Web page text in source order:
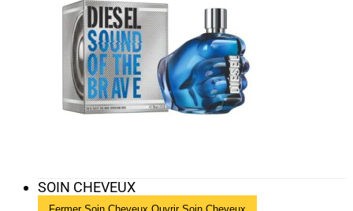
SOIN CHEVEUX
Fermer Soin Cheveux Ouvrir Soin Cheveux